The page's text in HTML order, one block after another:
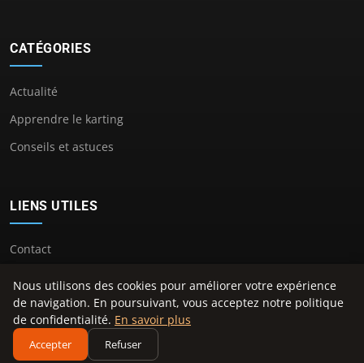
CATÉGORIES
Actualité
Apprendre le karting
Conseils et astuces
LIENS UTILES
Contact
© 2026 Center Kart. Tous droits réservés.
À propos Mentions légales
Nous utilisons des cookies pour améliorer votre expérience
de navigation. En poursuivant, vous acceptez notre politique
de confidentialité. En savoir plus
Accepter Refuser